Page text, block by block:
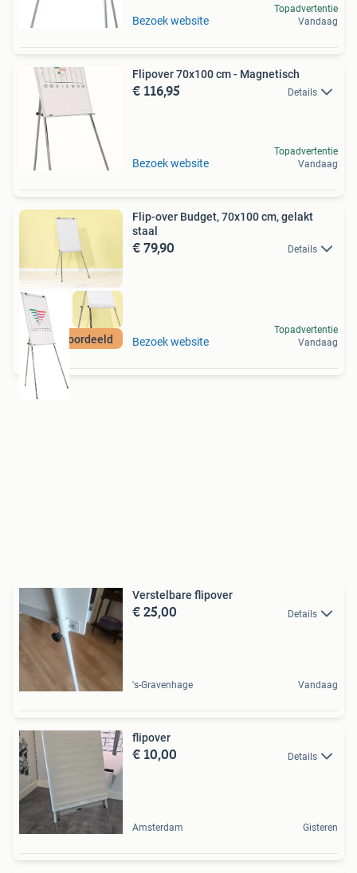
Bezoek website
Topadvertentie
Vandaag
Flipover 70x100 cm - Magnetisch
€ 116,95 Details
Bezoek website
Topadvertentie
Vandaag
Best beoordeeld
Flip-over Budget, 70x100 cm, gelakt
staal
€ 79,90 Details
Bezoek website
Topadvertentie
Vandaag
Verstelbare flipover
€ 25,00 Details
's-Gravenhage Vandaag
flipover
€ 10,00 Details
Amsterdam Gisteren